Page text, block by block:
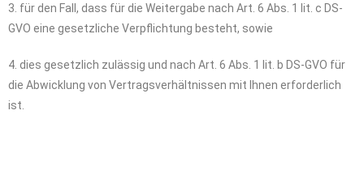
3. für den Fall, dass für die Weitergabe nach Art. 6 Abs. 1 lit. c DS-
GVO eine gesetzliche Verpflichtung besteht, sowie
4. dies gesetzlich zulässig und nach Art. 6 Abs. 1 lit. b DS-GVO für
die Abwicklung von Vertragsverhältnissen mit Ihnen erforderlich
ist.